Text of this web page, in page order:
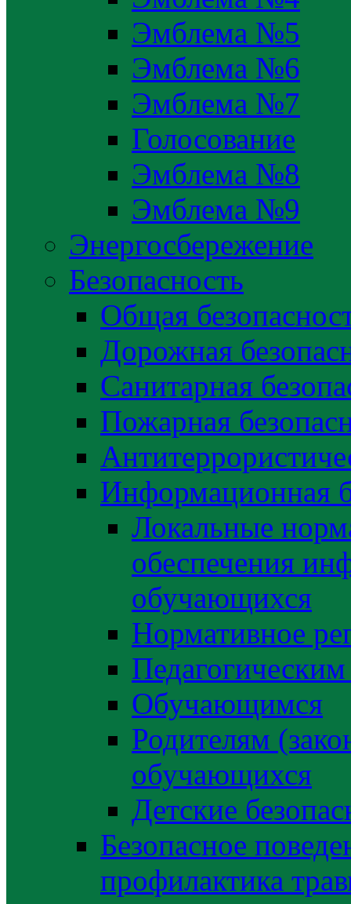
Эмблема №5
Эмблема №6
Эмблема №7
Голосование
Эмблема №8
Эмблема №9
Энергосбережение
Безопасность
Общая
Дорожная
Санитарная
Пожарная
Информационная
Локальные
обеспечения
обучающихся
Нормативное
Обучающимся
Родителям
обучающихся
Детские
Безопасное
профилактика